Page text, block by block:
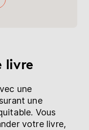
livre
une
une
Vous
votre livre,